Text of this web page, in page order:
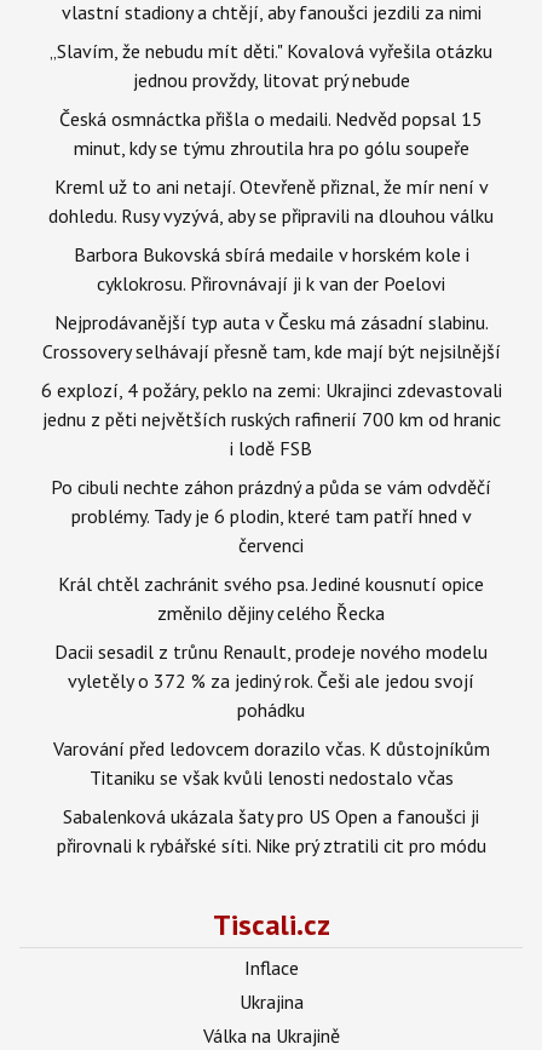
vlastní stadiony a chtějí, aby fanoušci jezdili za nimi
„Slavím, že nebudu mít děti." Kovalová vyřešila otázku
jednou provždy, litovat prý nebude
Česká osmnáctka přišla o medaili. Nedvěd popsal 15
minut, kdy se týmu zhroutila hra po gólu soupeře
Kreml už to ani netají. Otevřeně přiznal, že mír není v
dohledu. Rusy vyzývá, aby se připravili na dlouhou válku
Barbora Bukovská sbírá medaile v horském kole i
cyklokrosu. Přirovnávají ji k van der Poelovi
Nejprodávanější typ auta v Česku má zásadní slabinu.
Crossovery selhávají přesně tam, kde mají být nejsilnější
6 explozí, 4 požáry, peklo na zemi: Ukrajinci zdevastovali
jednu z pěti největších ruských rafinerií 700 km od hranic
i lodě FSB
Po cibuli nechte záhon prázdný a půda se vám odvděčí
problémy. Tady je 6 plodin, které tam patří hned v
červenci
Král chtěl zachránit svého psa. Jediné kousnutí opice
změnilo dějiny celého Řecka
Dacii sesadil z trůnu Renault, prodeje nového modelu
vyletěly o 372 % za jediný rok. Češi ale jedou svojí
pohádku
Varování před ledovcem dorazilo včas. K důstojníkům
Titaniku se však kvůli lenosti nedostalo včas
Sabalenková ukázala šaty pro US Open a fanoušci ji
přirovnali k rybářské síti. Nike prý ztratili cit pro módu
Tiscali.cz
Inflace
Ukrajina
Válka na Ukrajině